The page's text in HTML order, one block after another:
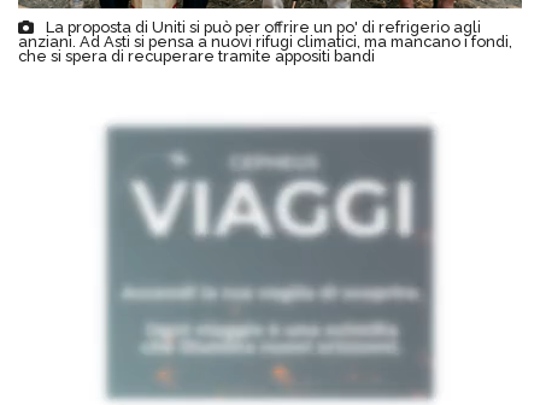
La proposta di Uniti si può per offrire un po' di refrigerio agli
anziani. Ad Asti si pensa a nuovi rifugi climatici, ma mancano i fondi,
che si spera di recuperare tramite appositi bandi